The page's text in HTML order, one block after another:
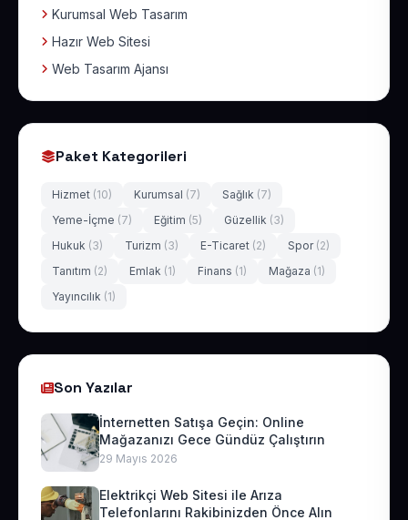
Kurumsal Web Tasarım
Hazır Web Sitesi
Web Tasarım Ajansı
Paket Kategorileri
Hizmet (10) Kurumsal (7) Sağlık (7)
Yeme-İçme (7) Eğitim (5) Güzellik (3)
Hukuk (3) Turizm (3) E-Ticaret (2) Spor (2)
Tanıtım (2) Emlak (1) Finans (1) Mağaza (1)
Yayıncılık (1)
Son Yazılar
İnternetten Satışa Geçin: Online
Mağazanızı Gece Gündüz Çalıştırın
29 Mayıs 2026
Elektrikçi Web Sitesi ile Arıza
Telefonlarını Rakibinizden Önce Alın